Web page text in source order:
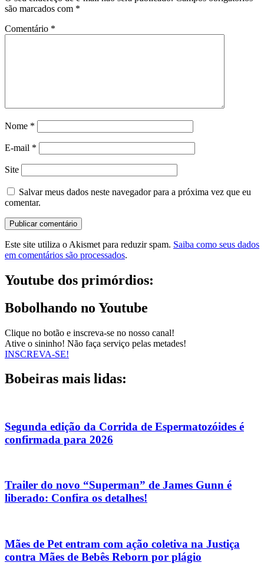
são marcados com *
Comentário *
Nome *
E-mail *
Site
Salvar meus dados neste navegador para a próxima vez que eu
comentar.
Este site utiliza o Akismet para reduzir spam. Saiba como seus dados
em comentários são processados.
Youtube dos primórdios:
Bobolhando no Youtube
Clique no botão e inscreva-se no nosso canal!
Ative o sininho! Não faça serviço pelas metades!
INSCREVA-SE!
Bobeiras mais lidas:
Segunda edição da Corrida de Espermatozóides é
confirmada para 2026
Trailer do novo “Superman” de James Gunn é
liberado: Confira os detalhes!
Mães de Pet entram com ação coletiva na Justiça
contra Mães de Bebês Reborn por plágio